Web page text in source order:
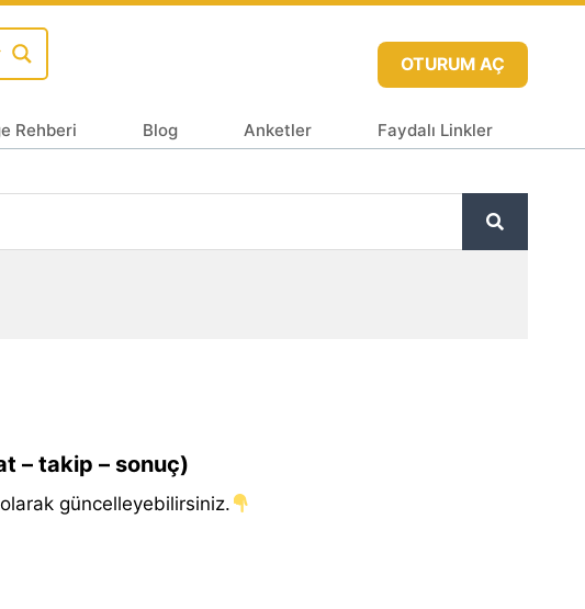
OTURUM AÇ
Rehberi Blog Anketler Faydalı Linkler
– takip – sonuç)
güncelleyebilirsiniz.